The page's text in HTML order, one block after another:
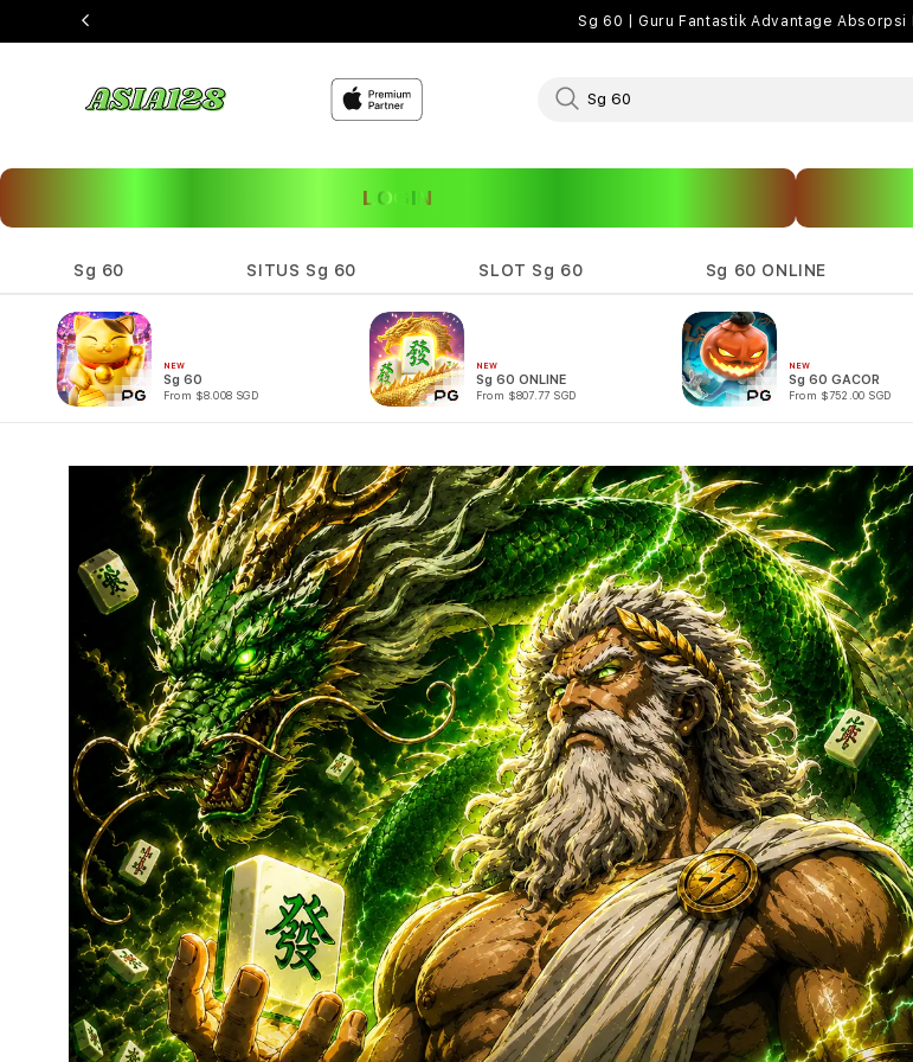
Sg 60 | Guru Fantastik Advantage Absorpsi
LOGIN
Sg 60 SITUS Sg 60 SLOT Sg 60 Sg 60 ONLINE
NEW
Sg 60
From $8.008 SGD
NEW
Sg 60 ONLINE
From $807.77 SGD
NEW
Sg 60 GACOR
From $752.00 SGD
Skip to
product
information